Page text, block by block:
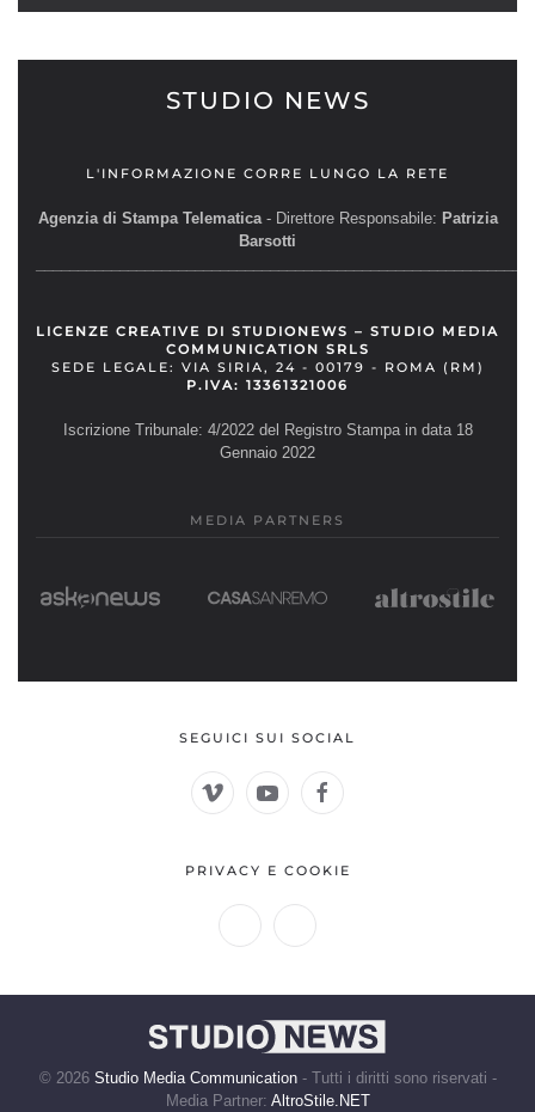
STUDIO NEWS
L'INFORMAZIONE CORRE LUNGO LA RETE
Agenzia di Stampa Telematica- Direttore Responsabile: Patrizia
Barsotti
LICENZE CREATIVE DI STUDIONEWS – STUDIO MEDIA
COMMUNICATION SRLS
SEDE LEGALE: VIA SIRIA, 24 - 00179 - ROMA (RM)
P.IVA: 13361321006
Iscrizione Tribunale: 4/2022 del Registro Stampa in data 18
Gennaio 2022
MEDIA PARTNERS
SEGUICI SUI SOCIAL
PRIVACY E COOKIE
© 2026 Studio Media Communication- Tutti i diritti sono riservati -
Media Partner: AltroStile.NET